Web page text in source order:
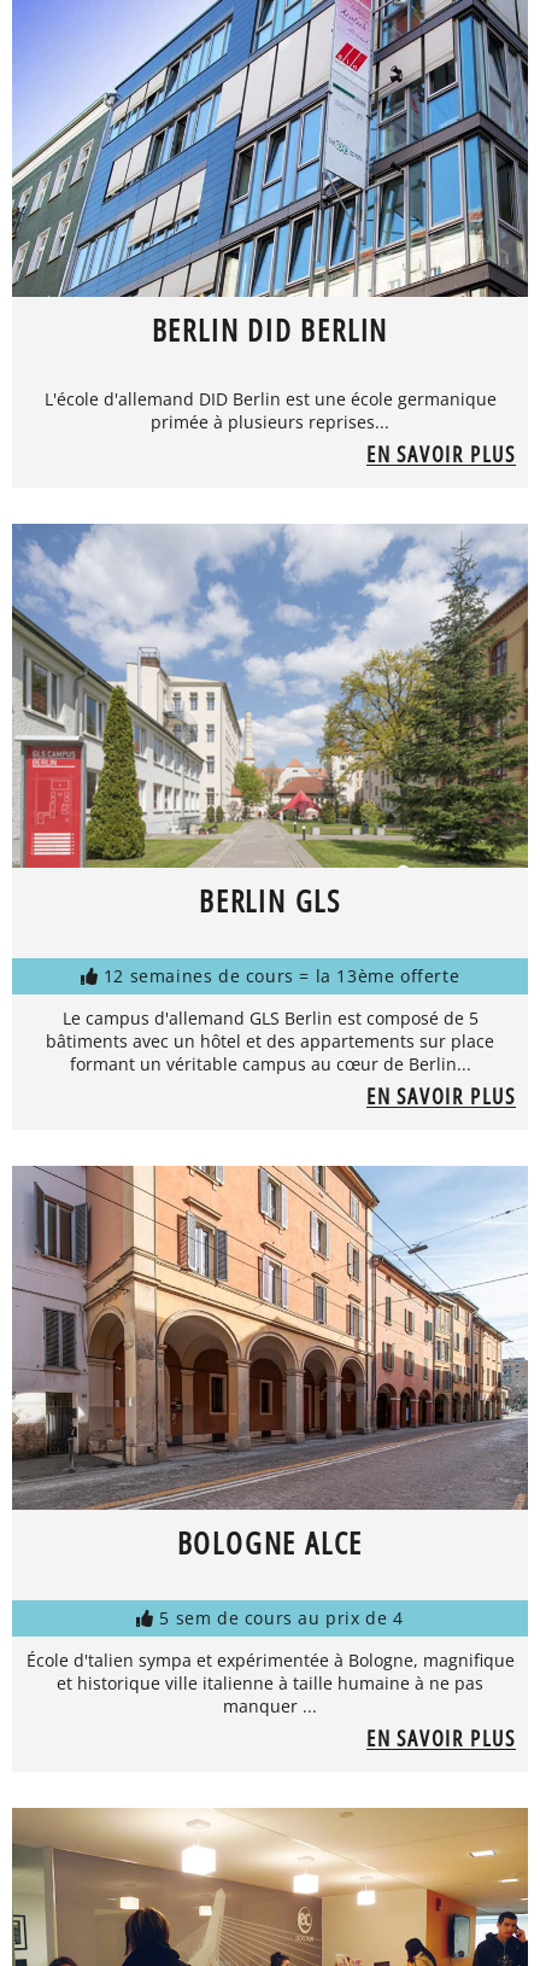
BERLIN DID BERLIN
L'école d'allemand DID Berlin est une école germanique
primée à plusieurs reprises...
EN SAVOIR PLUS
BERLIN GLS
12 semaines de cours = la 13ème offerte
Le campus d'allemand GLS Berlin est composé de 5
bâtiments avec un hôtel et des appartements sur place
formant un véritable campus au cœur de Berlin...
EN SAVOIR PLUS
BOLOGNE ALCE
5 sem de cours au prix de 4
École d'talien sympa et expérimentée à Bologne, magnifique
et historique ville italienne à taille humaine à ne pas
manquer ...
EN SAVOIR PLUS